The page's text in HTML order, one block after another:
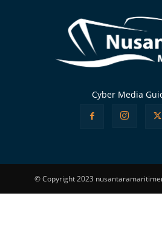
Cyber Media
© Copyright 2023